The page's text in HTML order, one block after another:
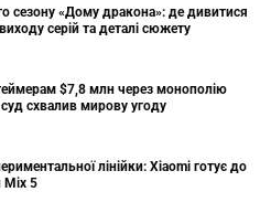
сезону «Дому дракона»: де дивитися
серій та деталі сюжету
$7,8 млн через монополію
схвалив мирову угоду
лінійки: Xiaomi готує до
Mix 5